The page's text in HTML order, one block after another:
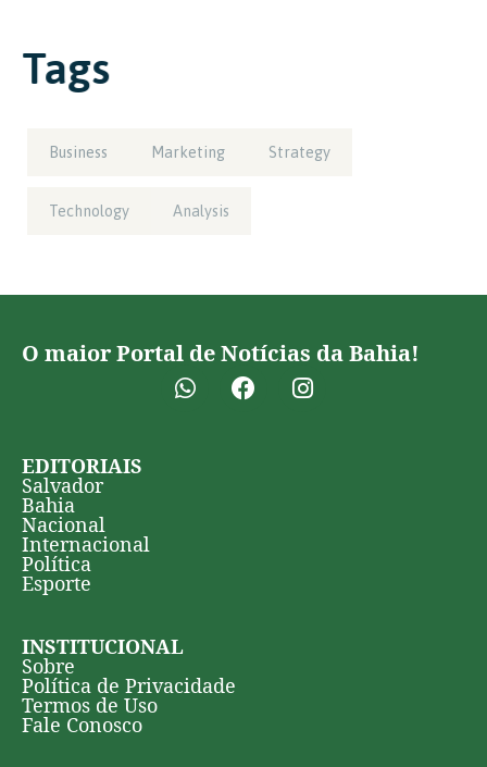
Tags
Business Marketing Strategy
Technology Analysis
O maior Portal de Notícias da Bahia!
EDITORIAIS
Salvador
Bahia
Nacional
Internacional
Política
Esporte
INSTITUCIONAL
Sobre
Política de Privacidade
Termos de Uso
Fale Conosco